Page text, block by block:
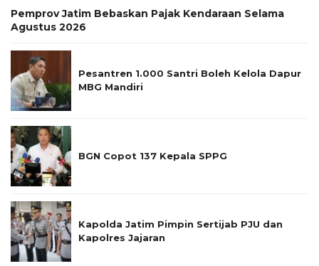
Pemprov Jatim Bebaskan Pajak Kendaraan Selama
Agustus 2026
Pesantren 1.000 Santri Boleh Kelola Dapur
MBG Mandiri
BGN Copot 137 Kepala SPPG
Kapolda Jatim Pimpin Sertijab PJU dan
Kapolres Jajaran